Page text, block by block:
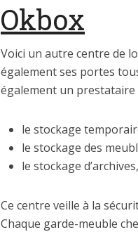
Okbox
Voici un autre centre de
également ses portes
également un prestataire
le stockage
le stockage des
le stockage
Ce centre veille à la
Chaque garde-meuble